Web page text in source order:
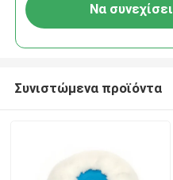
Να συνεχίσει
Συνιστώμενα προϊόντα